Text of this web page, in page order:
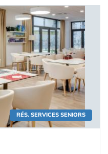
RÉS. SERVICES SENIORS